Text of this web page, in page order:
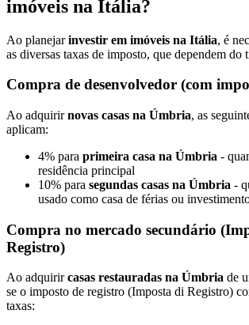
imóveis na Itália?
Ao planejarinvestir em imóveis na Itália, é
as diversas taxas de imposto, que dependem do
Compra de desenvolvedor (com
Ao adquirirnovas casas na Úmbria, as
aplicam:
4% para primeira casa na Úmbria -
residência principal
10% para segundas casas na Úmbria -
usado como casa de férias ou
Compra no mercado secundário
Registro)
Ao adquirircasas restauradas na Úmbria de
se o imposto de registro (Imposta di Registro)
taxas: